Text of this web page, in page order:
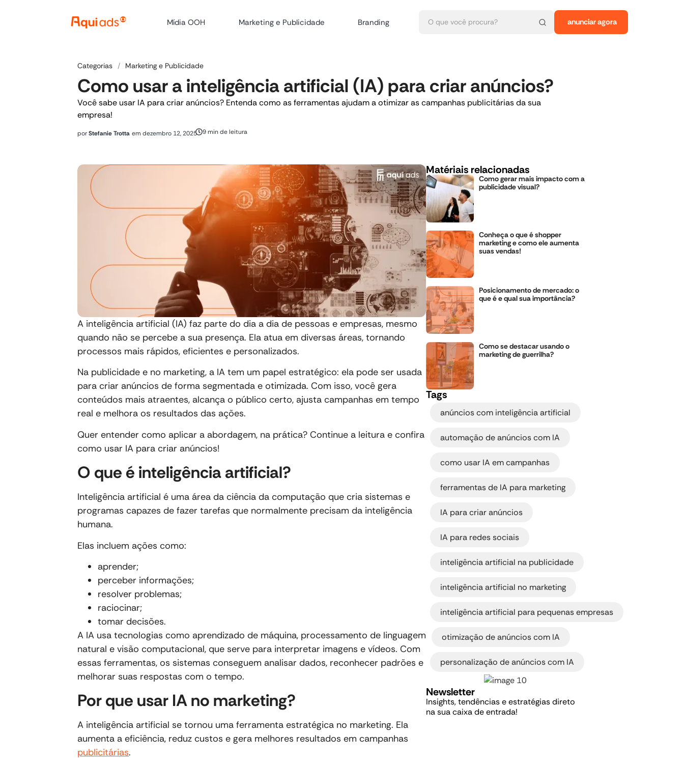
Mídia OOH Marketing e Publicidade Branding anunciar agora
Categorias / Marketing e Publicidade
Como usar a inteligência artificial (IA) para criar anúncios?
Você sabe usar IA para criar anúncios? Entenda como as ferramentas ajudam a otimizar as campanhas publicitárias da sua
empresa!
porStefanie Trotta em dezembro 12, 2025 9 min de leitura
A inteligência artificial (IA) faz parte do dia a dia de pessoas e empresas, mesmo
quando não se percebe a sua presença. Ela atua em diversas áreas, tornando
processos mais rápidos, eficientes e personalizados.
Na publicidade e no marketing, a IA tem um papel estratégico: ela pode ser usada
para criar anúncios de forma segmentada e otimizada. Com isso, você gera
conteúdos mais atraentes, alcança o público certo, ajusta campanhas em tempo
real e melhora os resultados das ações.
Quer entender como aplicar a abordagem, na prática? Continue a leitura e confira
como usar IA para criar anúncios!
O que é inteligência artificial?
Inteligência artificial é uma área da ciência da computação que cria sistemas e
programas capazes de fazer tarefas que normalmente precisam da inteligência
humana.
Elas incluem ações como:
aprender;
perceber informações;
resolver problemas;
raciocinar;
tomar decisões.
A IA usa tecnologias como aprendizado de máquina, processamento de linguagem
natural e visão computacional, que serve para interpretar imagens e vídeos. Com
essas ferramentas, os sistemas conseguem analisar dados, reconhecer padrões e
melhorar suas respostas com o tempo.
Por que usar IA no marketing?
A inteligência artificial se tornou uma ferramenta estratégica no marketing. Ela
aumenta a eficiência, reduz custos e gera melhores resultados em campanhas
publicitárias.
Matériais relacionadas
Como gerar mais impacto com a
publicidade visual?
Conheça o que é shopper
marketing e como ele aumenta
suas vendas!
Posicionamento de mercado: o
que é e qual sua importância?
Como se destacar usando o
marketing de guerrilha?
Tags
anúncios com inteligência artificial
automação de anúncios com IA
como usar IA em campanhas
ferramentas de IA para marketing
IA para criar anúncios
IA para redes sociais
inteligência artificial na publicidade
inteligência artificial no marketing
inteligência artificial para pequenas empresas
otimização de anúncios com IA
personalização de anúncios com IA
Newsletter
Insights, tendências e estratégias direto
na sua caixa de entrada!